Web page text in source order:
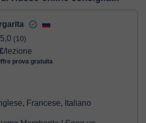
virtuale
tramite carta di credito o debito.
il pagamento, riceverai un email di
5,0 (10)
/lezione
prova gratuita
Francese, Italiano